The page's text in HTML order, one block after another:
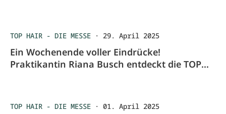
TOP HAIR - DIE MESSE · 29. April 2025
Ein Wochenende voller Eindrücke!
Praktikantin Riana Busch entdeckt die TOP
TOP HAIR - DIE MESSE · 01. April 2025